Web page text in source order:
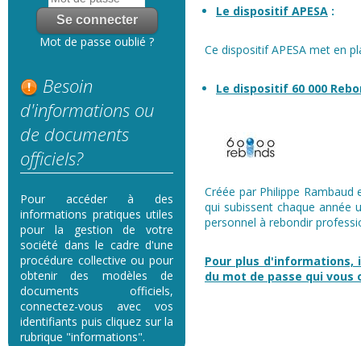
Mot de passe oublié ?
Besoin
d'informations ou
de documents
officiels?
Pour accéder à des
informations pratiques utiles
pour la gestion de votre
société dans le cadre d'une
procédure collective ou pour
obtenir des modèles de
documents officiels,
connectez-vous avec vos
identifiants puis cliquez sur la
rubrique "informations".
Le dispositif APESA :
Ce dispositif APESA met en
Le dispositif 60 000
Créée par Philippe Rambaud
qui subissent chaque année
personnel à rebondir
Pour plus
du mot de passe qui